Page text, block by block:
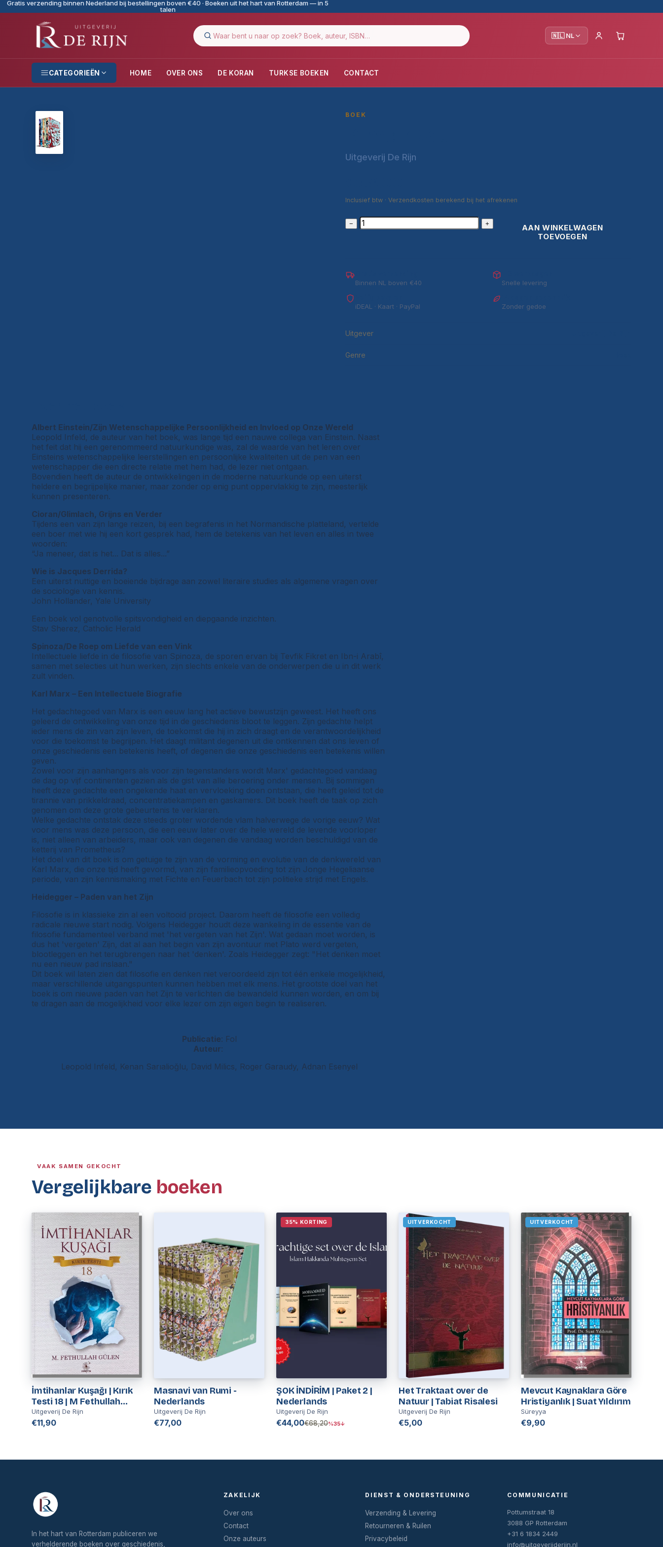
Gratis verzending binnen Nederland bij bestellingen boven €40 · Boeken uit het hart van Rotterdam — in 5
talen
🇳🇱 NL
CATEGORIEËN HOME OVER ONS DE KORAN TURKSE BOEKEN CONTACT
BOEK
Uitgeverij De Rijn
Inclusief btw · Verzendkosten berekend bij het afrekenen
− +
AAN WINKELWAGEN
TOEVOEGEN
Binnen NL boven €40
Snelle levering
iDEAL · Kaart · PayPal
Zonder gedoe
Uitgever
Genre
Albert Einstein/Zijn Wetenschappelijke Persoonlijkheid en Invloed op Onze Wereld
Leopold Infeld, de auteur van het boek, was lange tijd een nauwe collega van Einstein. Naast
het feit dat hij een gerenommeerd natuurkundige was, zal de waarde van het leren over
Einsteins wetenschappelijke leerstellingen en persoonlijke kwaliteiten uit de pen van een
wetenschapper die een directe relatie met hem had, de lezer niet ontgaan.
Bovendien heeft de auteur de ontwikkelingen in de moderne natuurkunde op een uiterst
heldere en begrijpelijke manier, maar zonder op enig punt oppervlakkig te zijn, meesterlijk
kunnen presenteren.
Cioran/Glimlach, Grijns en Verder
Tijdens een van zijn lange reizen, bij een begrafenis in het Normandische platteland, vertelde
een boer met wie hij een kort gesprek had, hem de betekenis van het leven en alles in twee
woorden:
“Ja meneer, dat is het... Dat is alles...”
Wie is Jacques Derrida?
Een uiterst nuttige en boeiende bijdrage aan zowel literaire studies als algemene vragen over
de sociologie van kennis.
John Hollander, Yale University
Een boek vol genotvolle spitsvondigheid en diepgaande inzichten.
Stav Sherez, Catholic Herald
Spinoza/De Roep om Liefde van een Vink
Intellectuele liefde in de filosofie van Spinoza, de sporen ervan bij Tevfik Fikret en Ibn-i Arabî,
samen met selecties uit hun werken, zijn slechts enkele van de onderwerpen die u in dit werk
zult vinden.
Karl Marx – Een Intellectuele Biografie
Het gedachtegoed van Marx is een eeuw lang het actieve bewustzijn geweest. Het heeft ons
geleerd de ontwikkeling van onze tijd in de geschiedenis bloot te leggen. Zijn gedachte helpt
ieder mens de zin van zijn leven, de toekomst die hij in zich draagt en de verantwoordelijkheid
voor die toekomst te begrijpen. Het daagt militant degenen uit die ontkennen dat ons leven of
onze geschiedenis een betekenis heeft, of degenen die onze geschiedenis een betekenis willen
geven.
Zowel voor zijn aanhangers als voor zijn tegenstanders wordt Marx' gedachtegoed vandaag
de dag op vijf continenten gezien als de gist van alle beroering onder mensen. Bij sommigen
heeft deze gedachte een ongekende haat en vervloeking doen ontstaan, die heeft geleid tot de
tirannie van prikkeldraad, concentratiekampen en gaskamers. Dit boek heeft de taak op zich
genomen om deze grote gebeurtenis te verklaren.
Welke gedachte ontstak deze steeds groter wordende vlam halverwege de vorige eeuw? Wat
voor mens was deze persoon, die een eeuw later over de hele wereld de levende voorloper
is, niet alleen van arbeiders, maar ook van degenen die vandaag worden beschuldigd van de
ketterij van Prometheus?
Het doel van dit boek is om getuige te zijn van de vorming en evolutie van de denkwereld van
Karl Marx, die onze tijd heeft gevormd, van zijn familieopvoeding tot zijn Jonge Hegeliaanse
periode, van zijn kennismaking met Fichte en Feuerbach tot zijn politieke strijd met Engels.
Heidegger – Paden van het Zijn
Filosofie is in klassieke zin al een voltooid project. Daarom heeft de filosofie een volledig
radicale nieuwe start nodig. Volgens Heidegger houdt deze wankeling in de essentie van de
filosofie fundamenteel verband met 'het vergeten van het Zijn'. Wat gedaan moet worden, is
dus het 'vergeten' Zijn, dat al aan het begin van zijn avontuur met Plato werd vergeten,
blootleggen en het terugbrengen naar het 'denken'. Zoals Heidegger zegt: "Het denken moet
nu een nieuw pad inslaan."
Dit boek wil laten zien dat filosofie en denken niet veroordeeld zijn tot één enkele mogelijkheid,
maar verschillende uitgangspunten kunnen hebben met elk mens. Het grootste doel van het
boek is om nieuwe paden van het Zijn te verlichten die bewandeld kunnen worden, en om bij
te dragen aan de mogelijkheid voor elke lezer om zijn eigen begin te realiseren.
Publicatie: Fol
Auteur:
Leopold Infeld, Kenan Sarıalioğlu, David Milics, Roger Garaudy, Adnan Esenyel
VAAK SAMEN GEKOCHT
Vergelijkbare boeken
İmtihanlar Kuşağı | Kırık
Testi 18 | M Fethullah
Gülen
Uitgeverij De Rijn
€11,90
Masnavi van Rumi -
Nederlands
Uitgeverij De Rijn
€77,00
35% KORTING
ŞOK İNDİRİM | Paket 2 |
Nederlands
Uitgeverij De Rijn
€44,00€68,20%35↓
UITVERKOCHT
Het Traktaat over de
Natuur | Tabiat Risalesi
Uitgeverij De Rijn
€5,00
UITVERKOCHT
Mevcut Kaynaklara Göre
Hristiyanlık | Suat Yıldırım
Süreyya
€9,90
In het hart van Rotterdam publiceren we
verhelderende boeken over geschiedenis,
ZAKELIJK
Over ons
Contact
Onze auteurs
DIENST & ONDERSTEUNING
Verzending & Levering
Retourneren & Ruilen
Privacybeleid
COMMUNICATIE
Pottumstraat 18
3088 GP Rotterdam
+31 6 1834 2449
info@uitgeverijderijn.nl